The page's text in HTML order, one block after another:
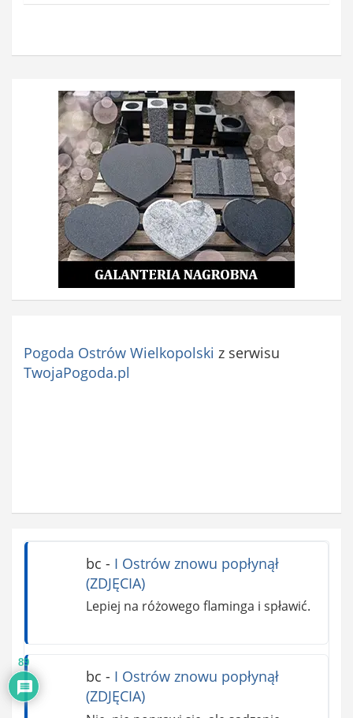
Pogoda Ostrów Wielkopolski z serwisu
TwojaPogoda.pl
bc - I Ostrów znowu popłynął
(ZDJĘCIA)
Lepiej na różowego flaminga i spławić.
bc - I Ostrów znowu popłynął
(ZDJĘCIA)
89